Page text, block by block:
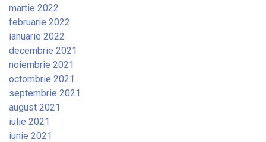
martie 2022
februarie 2022
ianuarie 2022
decembrie 2021
noiembrie 2021
octombrie 2021
septembrie 2021
august 2021
iulie 2021
iunie 2021